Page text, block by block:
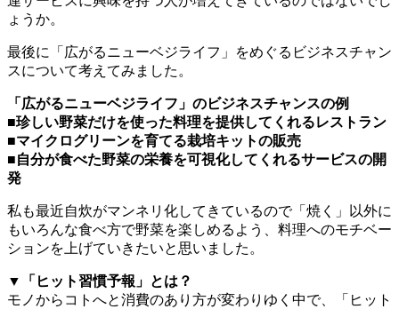
ょうか。
最後に「広がるニューベジライフ」をめぐるビジネスチャン
スについて考えてみました。
「広がるニューベジライフ」のビジネスチャンスの例
■珍しい野菜だけを使った料理を提供してくれるレストラン
■マイクログリーンを育てる栽培キットの販売
■自分が食べた野菜の栄養を可視化してくれるサービスの開
発
私も最近自炊がマンネリ化してきているので「焼く」以外に
もいろんな食べ方で野菜を楽しめるよう、料理へのモチベー
ションを上げていきたいと思いました。
▼「ヒット習慣予報」とは？
モノからコトへと消費のあり方が変わりゆく中で、「ヒット